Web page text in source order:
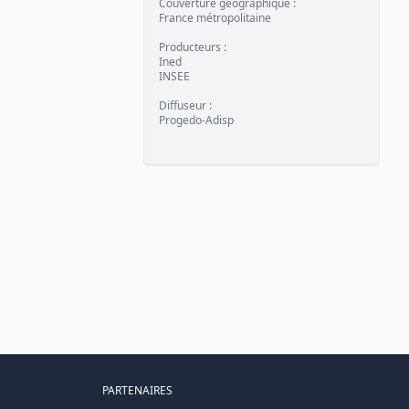
Couverture géographique :
France métropolitaine
Producteurs :
Ined
INSEE
Diffuseur :
Progedo-Adisp
PARTENAIRES